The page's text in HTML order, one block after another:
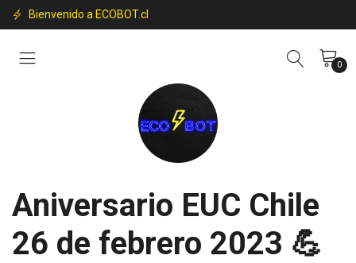
Bienvenido a ECOBOT.cl
0
Aniversario EUC Chile
26 de febrero 2023 💪